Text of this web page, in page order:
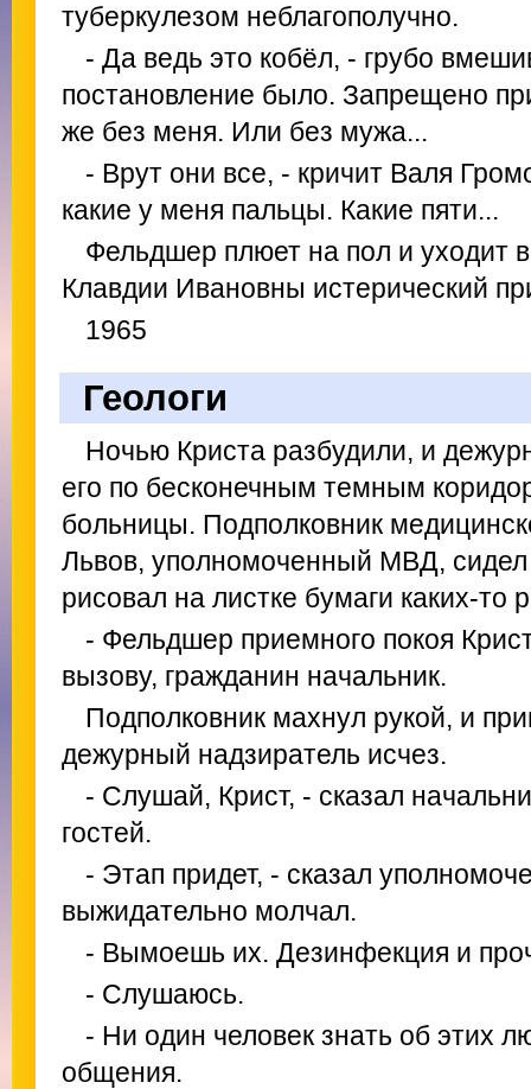
туберкулезом неблагополучно.
- Да ведь это кобёл, - грубо
постановление было. Запрещено
же без меня. Или без мужа...
- Врут они все, - кричит Валя
какие у меня пальцы. Какие пяти...
Фельдшер плюет на пол и уходит
Клавдии Ивановны истерический
1965
Геологи
Ночью Криста разбудили, и
его по бесконечным темным
больницы. Подполковник
Львов, уполномоченный МВД, сидел
рисовал на листке бумаги каких-то
- Фельдшер приемного покоя
вызову, гражданин начальник.
Подполковник махнул рукой, и
дежурный надзиратель исчез.
- Слушай, Крист, - сказал
гостей.
- Этап придет, - сказал
выжидательно молчал.
- Вымоешь их. Дезинфекция и
- Слушаюсь.
- Ни один человек знать об этих
общения.